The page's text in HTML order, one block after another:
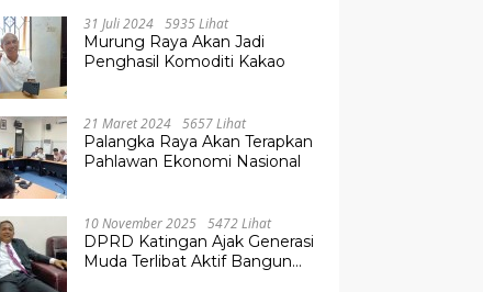
31 Juli 2024 5935 Lihat
Murung Raya Akan Jadi
Penghasil Komoditi Kakao
21 Maret 2024 5657 Lihat
Palangka Raya Akan Terapkan
Pahlawan Ekonomi Nasional
10 November 2025 5472 Lihat
DPRD Katingan Ajak Generasi
Muda Terlibat Aktif Bangun